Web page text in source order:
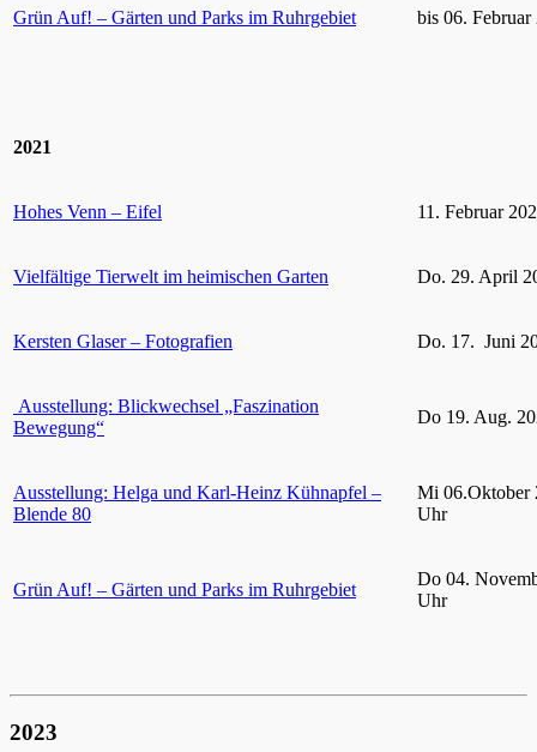
Grün Auf! – Gärten und Parks im Ruhrgebiet bis 06. Februar
2021
Hohes Venn – Eifel 11. Februar
Vielfältige Tierwelt im heimischen Garten Do. 29. April
Kersten Glaser – Fotografien Do. 17. Juni
Ausstellung: Blickwechsel „Faszination
Bewegung“
Do 19. Aug.
Ausstellung: Helga und Karl-Heinz Kühnapfel –
Blende 80
Mi 06.Oktober
Uhr
Grün Auf! – Gärten und Parks im Ruhrgebiet
Do 04.
Uhr
2023